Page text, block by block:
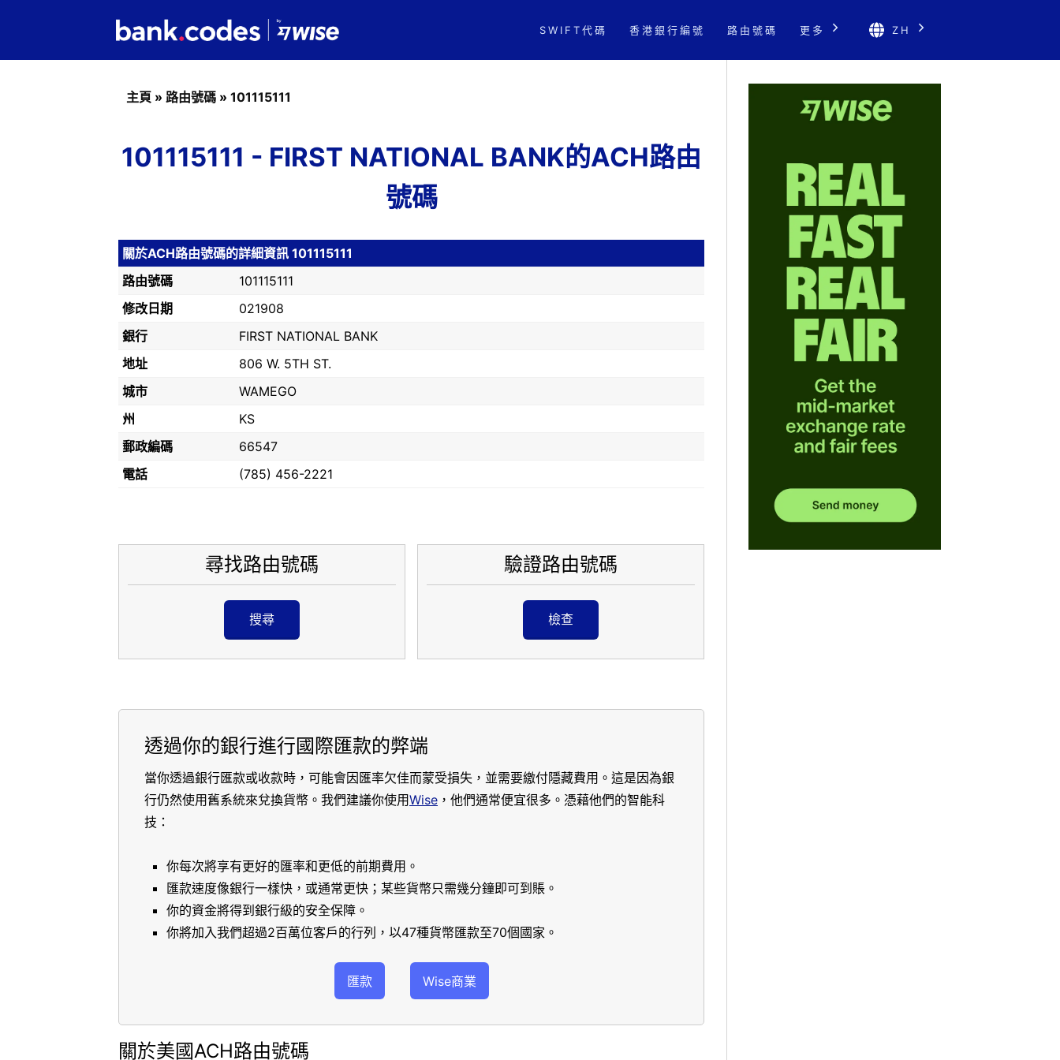
SWIFT代碼 香港銀行編號 路由號碼 更多 ZH
主頁 » 路由號碼 » 101115111
101115111 - FIRST NATIONAL BANK的ACH路由
號碼
關於ACH路由號碼的詳細資訊 101115111
路由號碼
101115111
修改日期
021908
銀行
FIRST NATIONAL BANK
地址
806 W. 5TH ST.
城市
WAMEGO
州
KS
郵政編碼
66547
電話
(785) 456-2221
尋找路由號碼
搜尋
驗證路由號碼
檢查
透過你的銀行進行國際匯款的弊端
當你透過銀行匯款或收款時，可能會因匯率欠佳而蒙受損失，並需要繳付隱藏費用。這是因為銀
行仍然使用舊系統來兌換貨幣。我們建議你使用Wise ，他們通常便宜很多。憑藉他們的智能科
技：
你每次將享有更好的匯率和更低的前期費用。
匯款速度像銀行一樣快，或通常更快；某些貨幣只需幾分鐘即可到賬。
你的資金將得到銀行級的安全保障。
你將加入我們超過2百萬位客戶的行列，以47種貨幣匯款至70個國家。
匯款 Wise商業
關於美國ACH路由號碼